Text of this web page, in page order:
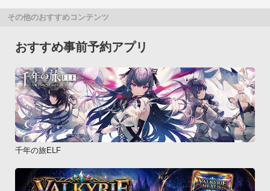
その他のおすすめコンテンツ
おすすめ事前予約アプリ
千年の旅ELF